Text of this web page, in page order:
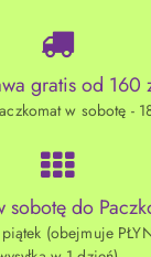
gratis od 160
w sobotę -
sobotę do
(obejmuje